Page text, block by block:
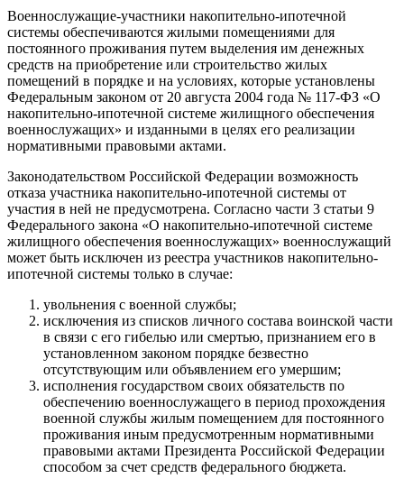
Военнослужащие-участники накопительно-ипотечной
системы обеспечиваются жилыми помещениями для
постоянного проживания путем выделения им денежных
средств на приобретение или строительство жилых
помещений в порядке и на условиях, которые установлены
Федеральным законом от 20 августа 2004 года № 117-ФЗ «О
накопительно-ипотечной системе жилищного обеспечения
военнослужащих» и изданными в целях его реализации
нормативными правовыми актами.
Законодательством Российской Федерации возможность
отказа участника накопительно-ипотечной системы от
участия в ней не предусмотрена. Согласно части 3 статьи 9
Федерального закона «О накопительно-ипотечной системе
жилищного обеспечения военнослужащих» военнослужащий
может быть исключен из реестра участников накопительно-
ипотечной системы только в случае:
увольнения с военной службы;
исключения из списков личного состава воинской части
в связи с его гибелью или смертью, признанием его в
установленном законом порядке безвестно
отсутствующим или объявлением его умершим;
исполнения государством своих обязательств по
обеспечению военнослужащего в период прохождения
военной службы жилым помещением для постоянного
проживания иным предусмотренным нормативными
правовыми актами Президента Российской Федерации
способом за счет средств федерального бюджета.